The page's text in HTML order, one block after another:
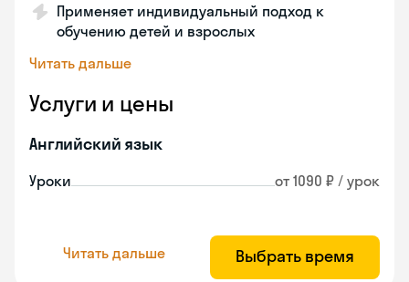
Применяет индивидуальный подход к
обучению детей и взрослых
Читать дальше
Услуги и цены
Английский язык
Уроки от 1090 ₽ / урок
Читать дальше Выбрать время